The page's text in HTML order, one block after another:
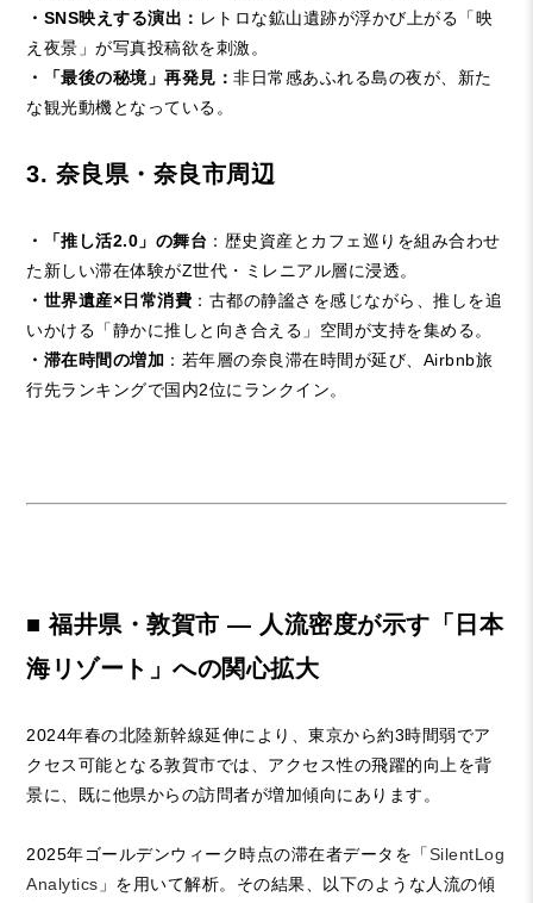
・SNS映えする演出： レトロな鉱山遺跡が浮かび上がる「映
え夜景」が写真投稿欲を刺激。
・「最後の秘境」再発見：非日常感あふれる島の夜が、新た
な観光動機となっている。
3. 奈良県・奈良市周辺
・「推し活2.0」の舞台 ：歴史資産とカフェ巡りを組み合わせ
た新しい滞在体験がZ世代・ミレニアル層に浸透。
・世界遺産×日常消費 ：古都の静謐さを感じながら、推しを追
いかける「静かに推しと向き合える」空間が支持を集める。
・滞在時間の増加 ：若年層の奈良滞在時間が延び、Airbnb旅
行先ランキングで国内2位にランクイン。
■ 福井県・敦賀市 ― 人流密度が示す「日本
海リゾート」への関心拡大
2024年春の北陸新幹線延伸により、東京から約3時間弱でア
クセス可能となる敦賀市では、アクセス性の飛躍的向上を背
景に、既に他県からの訪問者が増加傾向にあります。
2025年ゴールデンウィーク時点の滞在者データを「SilentLog
Analytics 」を用いて解析。その結果、以下のような人流の傾